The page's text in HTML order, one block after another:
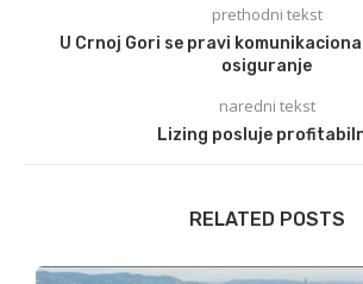
prethodni tekst
U Crnoj Gori se pravi
osiguranje
naredni tekst
Lizing posluje
RELATED POSTS